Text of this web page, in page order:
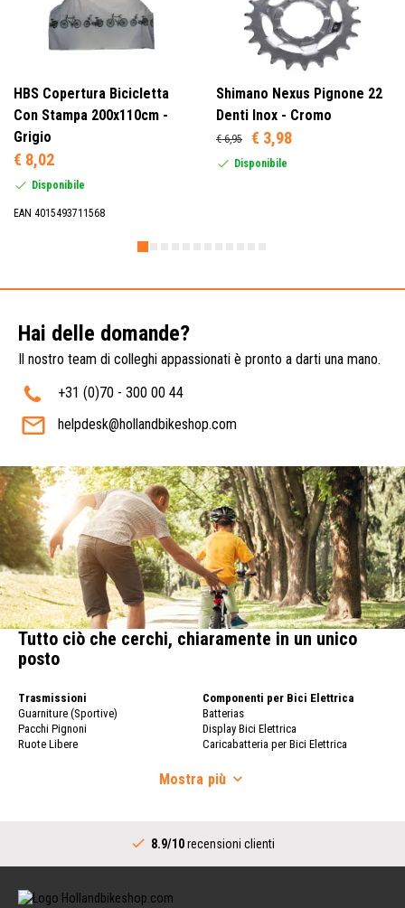
HBS Copertura Bicicletta
Con Stampa 200x110cm -
Grigio
€ 8,02
Disponibile
EAN 4015493711568
Shimano Nexus Pignone 22
Denti Inox - Cromo
€ 6,95 € 3,98
Disponibile
Hai delle domande?
Il nostro team di colleghi appassionati è pronto a darti una mano.
+31 (0)70 - 300 00 44
helpdesk@hollandbikeshop.com
Tutto ciò che cerchi, chiaramente in un unico
posto
Trasmissioni
Guarniture (Sportive)
Pacchi Pignoni
Ruote Libere
Comandi Cambio (Città)
Pignoni Mozzo con Cambio Interno
Componenti per Bici Elettrica
Batterias
Display Bici Elettrica
Caricabatteria per Bici Elettrica
Ruote Bici
Ruote Bici
Mozzo Posteriore
Manubrio
Mostra più
8.9/10recensioni clienti